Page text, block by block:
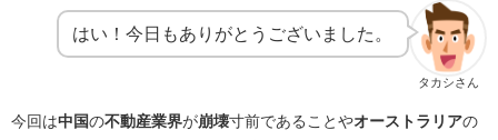
タカシさん
はい！今日もありがとうございました。
今回は中国の不動産業界が崩壊寸前であることやオーストラリアの